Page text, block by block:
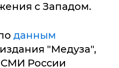
с Западом.
данным
"Медуза",
СМИ России